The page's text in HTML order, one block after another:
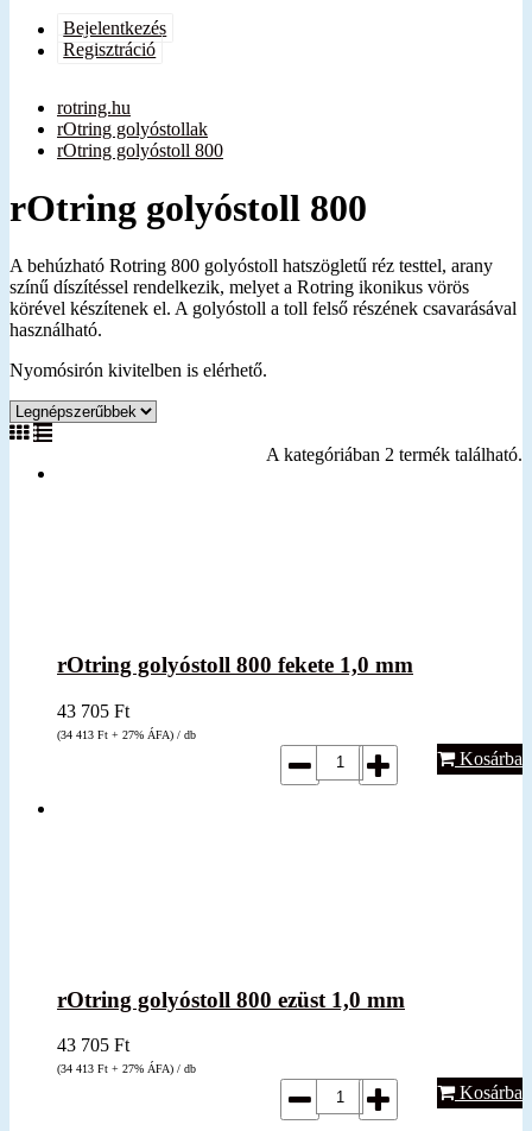
Bejelentkezés
Regisztráció
rotring.hu
rOtring golyóstollak
rOtring golyóstoll 800
rOtring golyóstoll 800
A behúzható Rotring 800 golyóstoll hatszögletű réz testtel, arany
színű díszítéssel rendelkezik, melyet a Rotring ikonikus vörös
körével készítenek el. A golyóstoll a toll felső részének csavarásával
használható.
Nyomósirón kivitelben is elérhető.
A kategóriában 2 termék található.
rOtring golyóstoll 800 fekete 1,0 mm
43 705 Ft
(34 413 Ft + 27% ÁFA) / db
Kosárba
rOtring golyóstoll 800 ezüst 1,0 mm
43 705 Ft
(34 413 Ft + 27% ÁFA) / db
Kosárba